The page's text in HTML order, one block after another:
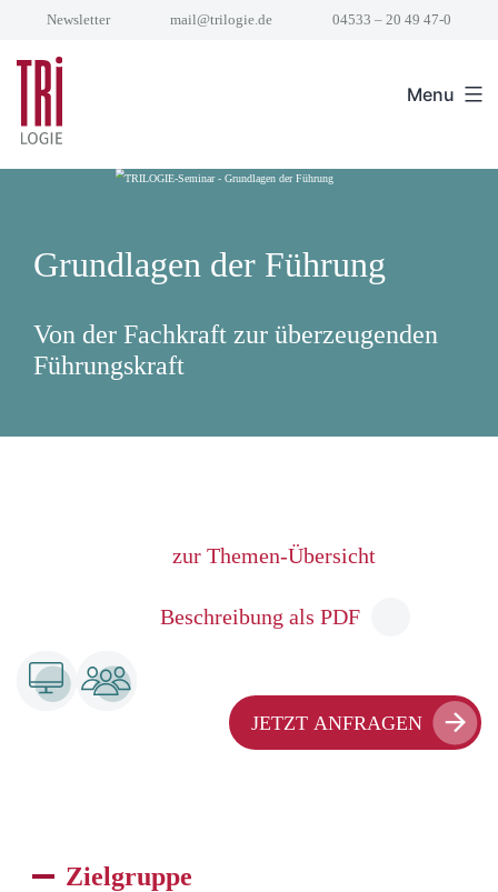
content
Newsletter mail@trilogie.de 04533 – 20 49 47-0
Menu
Grundlagen der Führung
Von der Fachkraft zur überzeugenden
Führungskraft
zur Themen-Übersicht
Beschreibung als PDF
JETZT ANFRAGEN
Zielgruppe